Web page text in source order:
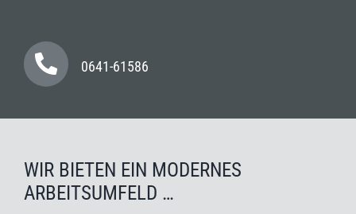
0641-61586
WIR BIETEN EIN MODERNES
ARBEITSUMFELD …